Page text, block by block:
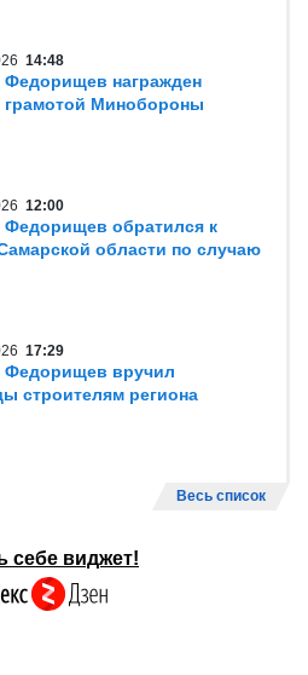
14:48
Федорищев награжден
грамотой Минобороны
12:00
Федорищев обратился к
области по случаю
17:29
Федорищев вручил
строителям региона
Весь список
себе виджет!